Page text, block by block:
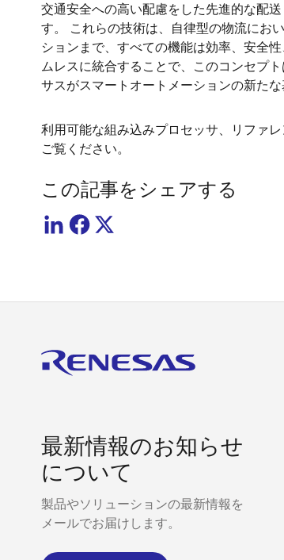
交通安全への高い配慮をした先進的な配
す。 これらの技術は、自律型の物流にお
ションまで、すべての機能は効率、安全
ムレスに統合することで、このコンセプ
サスがスマートオートメーションの新た
利用可能な組み込みプロセッサ、リファ
ご覧ください。
この記事をシェアする
最新情報のお知らせ
について
製品やソリューションの最新情報を
メールでお届けします。